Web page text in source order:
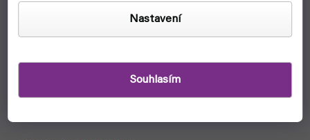
Nastavení
Souhlasím